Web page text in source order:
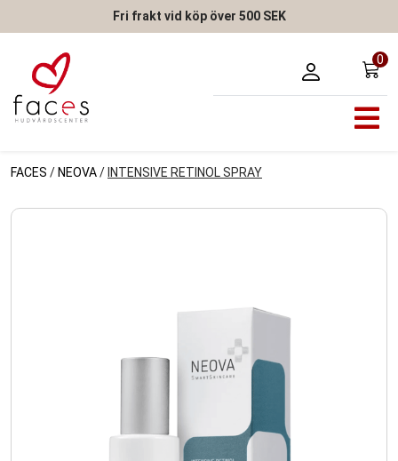
Fri frakt vid köp över 500 SEK
0
FACES / NEOVA/ INTENSIVE RETINOL SPRAY